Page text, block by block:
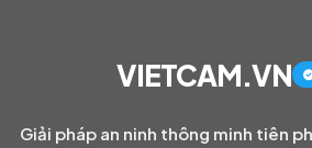
VIETCAM.VN
Giải pháp an ninh thông minh tiên